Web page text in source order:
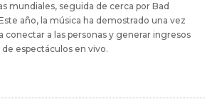
mundiales, seguida de cerca por Bad
año, la música ha demostrado una vez
conectar a las personas y generar ingresos
espectáculos en vivo.